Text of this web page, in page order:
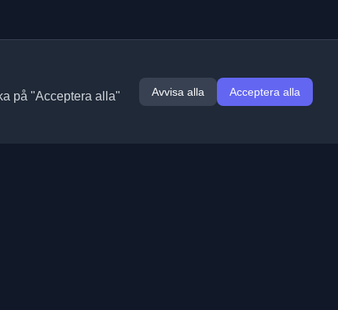
på "Acceptera alla"
Avvisa alla Acceptera alla